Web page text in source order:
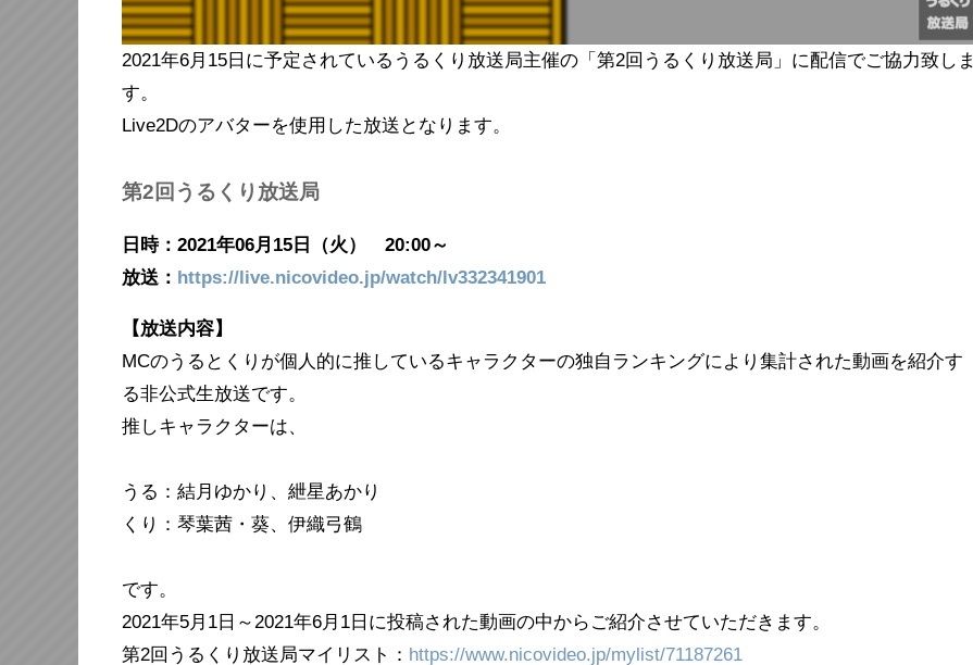
2021年6月15日に予定されているうるくり放送局主催の「第2回うるくり放送局」に配信でご協力致しま
す。
Live2Dのアバターを使用した放送となります。
第2回うるくり放送局
日時：2021年06月15日（火） 20:00～
放送： https://live.nicovideo.jp/watch/lv332341901
【放送内容】
MCのうるとくりが個人的に推しているキャラクターの独自ランキングにより集計された動画を紹介す
る非公式生放送です。
推しキャラクターは、
うる：結月ゆかり、紲星あかり
くり：琴葉茜・葵、伊織弓鶴
です。
2021年5月1日～2021年6月1日に投稿された動画の中からご紹介させていただきます。
第2回うるくり放送局マイリスト： https://www.nicovideo.jp/mylist/71187261